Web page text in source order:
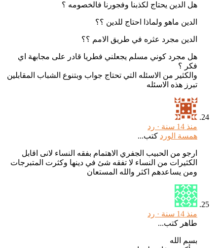
هل الدين يحتاج لكذبنا وفجورنا فالخصومه ؟
الدين ماهو ولماذا احتاج للدين ؟؟
الدين مجرد عثره في طريق الامم ؟؟
هل مجرد كوني مسلم يجعلني فطريا قادر على مجابهة اي
فكر ؟
والكثير من الاسئله التي تحتاج جواب وبتنوع الشباب المقابلين
تبرز هذه الاسئله
رد
همسة الورد كتب...
ارجو من الحبيب الجفري الاهتمام بفقه النساء لانى اقابل
الكثيرات من النساء لا تفقه شئ في دينها وكثرت المتبرجات
ومن يساعدهم اكثر والله المستعان
رد
طاهر كتب...
بسم الله